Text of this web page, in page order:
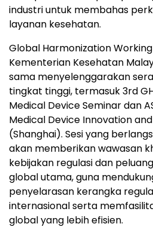
industri untuk membahas
layanan kesehatan.
Global Harmonization
Kementerian Kesehatan
sama menyelenggarakan
tingkat tinggi, termasuk 3rd
Medical Device Seminar dan
Medical Device Innovation
(Shanghai). Sesi yang
akan memberikan wawasan
kebijakan regulasi dan
global utama, guna
penyelarasan kerangka
internasional serta
global yang lebih efisien.